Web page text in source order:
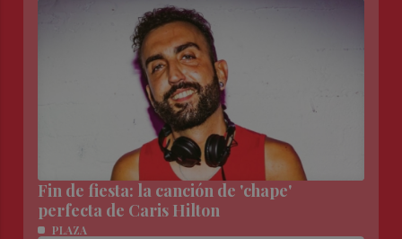
Fin de fiesta: la canción de 'chape'
perfecta de Caris Hilton
PLAZA